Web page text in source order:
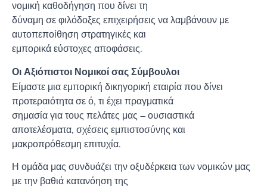
νομική καθοδήγηση που δίνει τη
δύναμη σε φιλόδοξες επιχειρήσεις να λαμβάνουν με
αυτοπεποίθηση στρατηγικές και
εμπορικά εύστοχες αποφάσεις.
Οι Αξιόπιστοι Νομικοί σας Σύμβουλοι
Είμαστε μια εμπορική δικηγορική εταιρία που δίνει
προτεραιότητα σε ό, τι έχει πραγματικά
σημασία για τους πελάτες μας – ουσιαστικά
αποτελέσματα, σχέσεις εμπιστοσύνης και
μακροπρόθεσμη επιτυχία.
Η ομάδα μας συνδυάζει την οξυδέρκεια των νομικών μας
με την βαθιά κατανόηση της